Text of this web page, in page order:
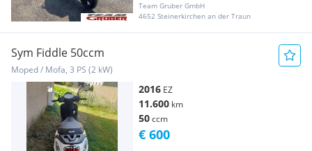
Team Gruber GmbH
4652 Steinerkirchen an der Traun
Sym Fiddle 50ccm
Moped / Mofa, 3 PS (2 kW)
2016 EZ
11.600 km
50ccm
€ 600